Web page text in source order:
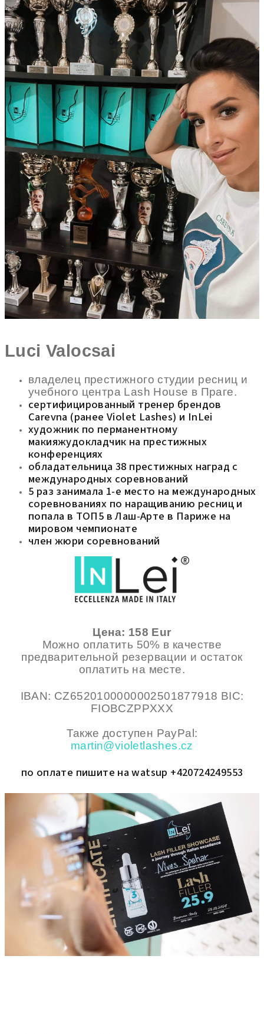
Luci Valocsai
владелец престижного студии ресниц и
учебного центра Lash House в Праге.
сертифицированный тренер брендов
Carevna (ранее Violet Lashes) и InLei
художник по перманентному
макияжудокладчик на престижных
конференциях
обладательница 38 престижных наград с
международных соревнований
5 раз занимала 1-е место на международных
соревнованиях по наращиванию ресниц и
попала в ТОП5 в Лаш-Арте в Париже на
мировом чемпионате
член жюри соревнований
Цена: 158 Eur
Можно оплатить 50% в качестве
предварительной резервации и остаток
оплатить на месте.
IBAN: CZ6520100000002501877918 BIC:
FIOBCZPPXXX
Также доступен PayPal:
martin@violetlashes.cz
по оплате пишите на watsup +420724249553